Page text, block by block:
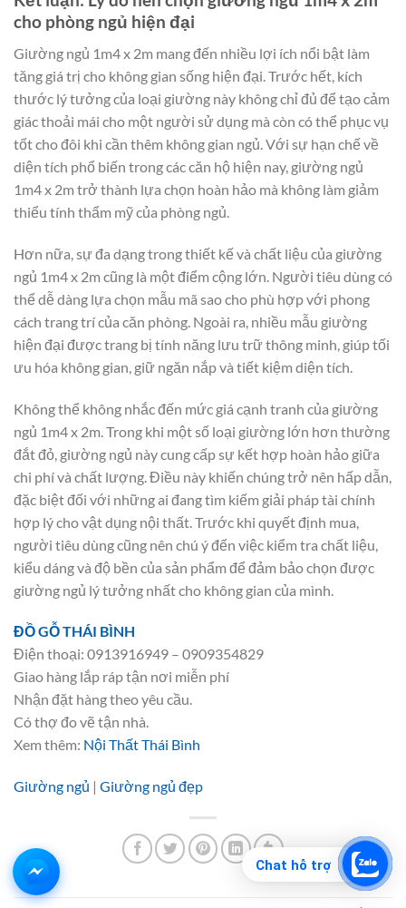
Chat hỗ trợ
cho phòng ngủ hiện đại
Giường ngủ 1m4 x 2m mang đến nhiều lợi ích nổi bật làm
tăng giá trị cho không gian sống hiện đại. Trước hết, kích
thước lý tưởng của loại giường này không chỉ đủ để tạo cảm
giác thoải mái cho một người sử dụng mà còn có thể phục vụ
tốt cho đôi khi cần thêm không gian ngủ. Với sự hạn chế về
diện tích phổ biến trong các căn hộ hiện nay, giường ngủ
1m4 x 2m trở thành lựa chọn hoàn hảo mà không làm giảm
thiểu tính thẩm mỹ của phòng ngủ.
Hơn nữa, sự đa dạng trong thiết kế và chất liệu của giường
ngủ 1m4 x 2m cũng là một điểm cộng lớn. Người tiêu dùng có
thể dễ dàng lựa chọn mẫu mã sao cho phù hợp với phong
cách trang trí của căn phòng. Ngoài ra, nhiều mẫu giường
hiện đại được trang bị tính năng lưu trữ thông minh, giúp tối
ưu hóa không gian, giữ ngăn nắp và tiết kiệm diện tích.
Không thể không nhắc đến mức giá cạnh tranh của giường
ngủ 1m4 x 2m. Trong khi một số loại giường lớn hơn thường
đắt đỏ, giường ngủ này cung cấp sự kết hợp hoàn hảo giữa
chi phí và chất lượng. Điều này khiến chúng trở nên hấp dẫn,
đặc biệt đối với những ai đang tìm kiếm giải pháp tài chính
hợp lý cho vật dụng nội thất. Trước khi quyết định mua,
người tiêu dùng cũng nên chú ý đến việc kiểm tra chất liệu,
kiểu dáng và độ bền của sản phẩm để đảm bảo chọn được
giường ngủ lý tưởng nhất cho không gian của mình.
ĐỒ GỖ THÁI BÌNH
Điện thoại: 0913916949 – 0909354829
Giao hàng lắp ráp tận nơi miễn phí
Nhận đặt hàng theo yêu cầu.
Có thợ đo vẽ tận nhà.
Xem thêm: Nội Thất Thái Bình
Giường ngủ | Giường ngủ đẹp